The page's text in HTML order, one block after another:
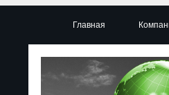
Главная